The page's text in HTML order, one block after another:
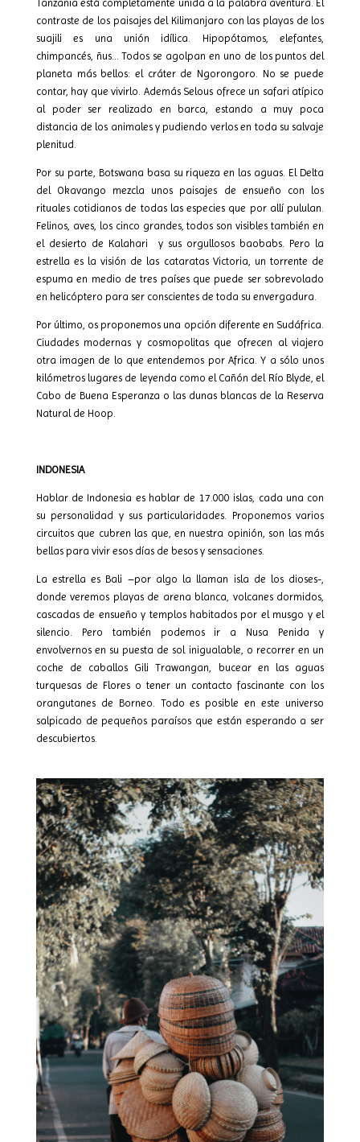
Tanzania está completamente unida a la palabra aventura. El
contraste de los paisajes del Kilimanjaro con las playas de los
suajili es una unión idílica. Hipopótamos, elefantes,
chimpancés, ñus… Todos se agolpan en uno de los puntos del
planeta más bellos: el cráter de Ngorongoro. No se puede
contar, hay que vivirlo. Además Selous ofrece un safari atípico
al poder ser realizado en barca, estando a muy poca
distancia de los animales y pudiendo verlos en toda su salvaje
plenitud.
Por su parte, Botswana basa su riqueza en las aguas. El Delta
del Okavango mezcla unos paisajes de ensueño con los
rituales cotidianos de todas las especies que por allí pululan.
Felinos, aves, los cinco grandes, todos son visibles también en
el desierto de Kalahari
y sus orgullosos baobabs. Pero la
estrella es la visión de las cataratas Victoria, un torrente de
espuma en medio de tres países que puede ser sobrevolado
en helicóptero para ser conscientes de toda su envergadura.
Por último, os proponemos una opción diferente en Sudáfrica.
Ciudades modernas y cosmopolitas que ofrecen al viajero
otra imagen de lo que entendemos por Africa. Y a sólo unos
kilómetros lugares de leyenda como el Cañón del Río Blyde, el
Cabo de Buena Esperanza o las dunas blancas de la Reserva
Natural de Hoop.
INDONESIA
Hablar de Indonesia es hablar de 17.000 islas, cada una con
su personalidad y sus particularidades. Proponemos varios
circuitos que cubren las que, en nuestra opinión, son las más
bellas para vivir esos días de besos y sensaciones.
La estrella es Bali –por algo la llaman isla de los dioses-,
donde veremos playas de arena blanca, volcanes dormidos,
cascadas de ensueño y templos habitados por el musgo y el
silencio. Pero también podemos ir a Nusa Penida y
envolvernos en su puesta de sol inigualable, o recorrer en un
coche de caballos Gili Trawangan, bucear en las aguas
turquesas de Flores o tener un contacto fascinante con los
orangutanes de Borneo. Todo es posible en este universo
salpicado de pequeños paraísos que están esperando a ser
descubiertos.